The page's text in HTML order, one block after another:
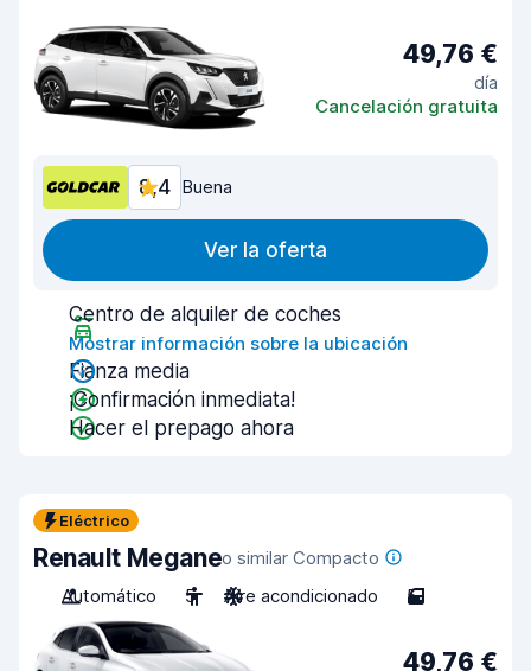
49,76 €
día
Cancelación gratuita
8,4 Buena
Ver la oferta
Centro de alquiler de coches
Mostrar información sobre la ubicación
Fianza media
¡Confirmación inmediata!
Hacer el prepago ahora
Eléctrico
Renault Meganeo similar Compacto
Automático
5 Aire acondicionado 5
49,76 €